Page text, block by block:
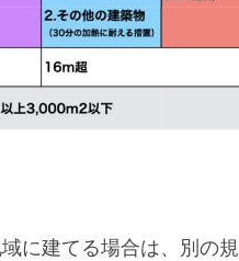
に建てる場合は、別の